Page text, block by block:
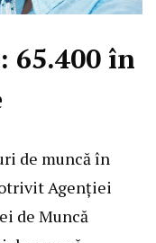
65.400 în
de muncă în
Agenției
de Muncă